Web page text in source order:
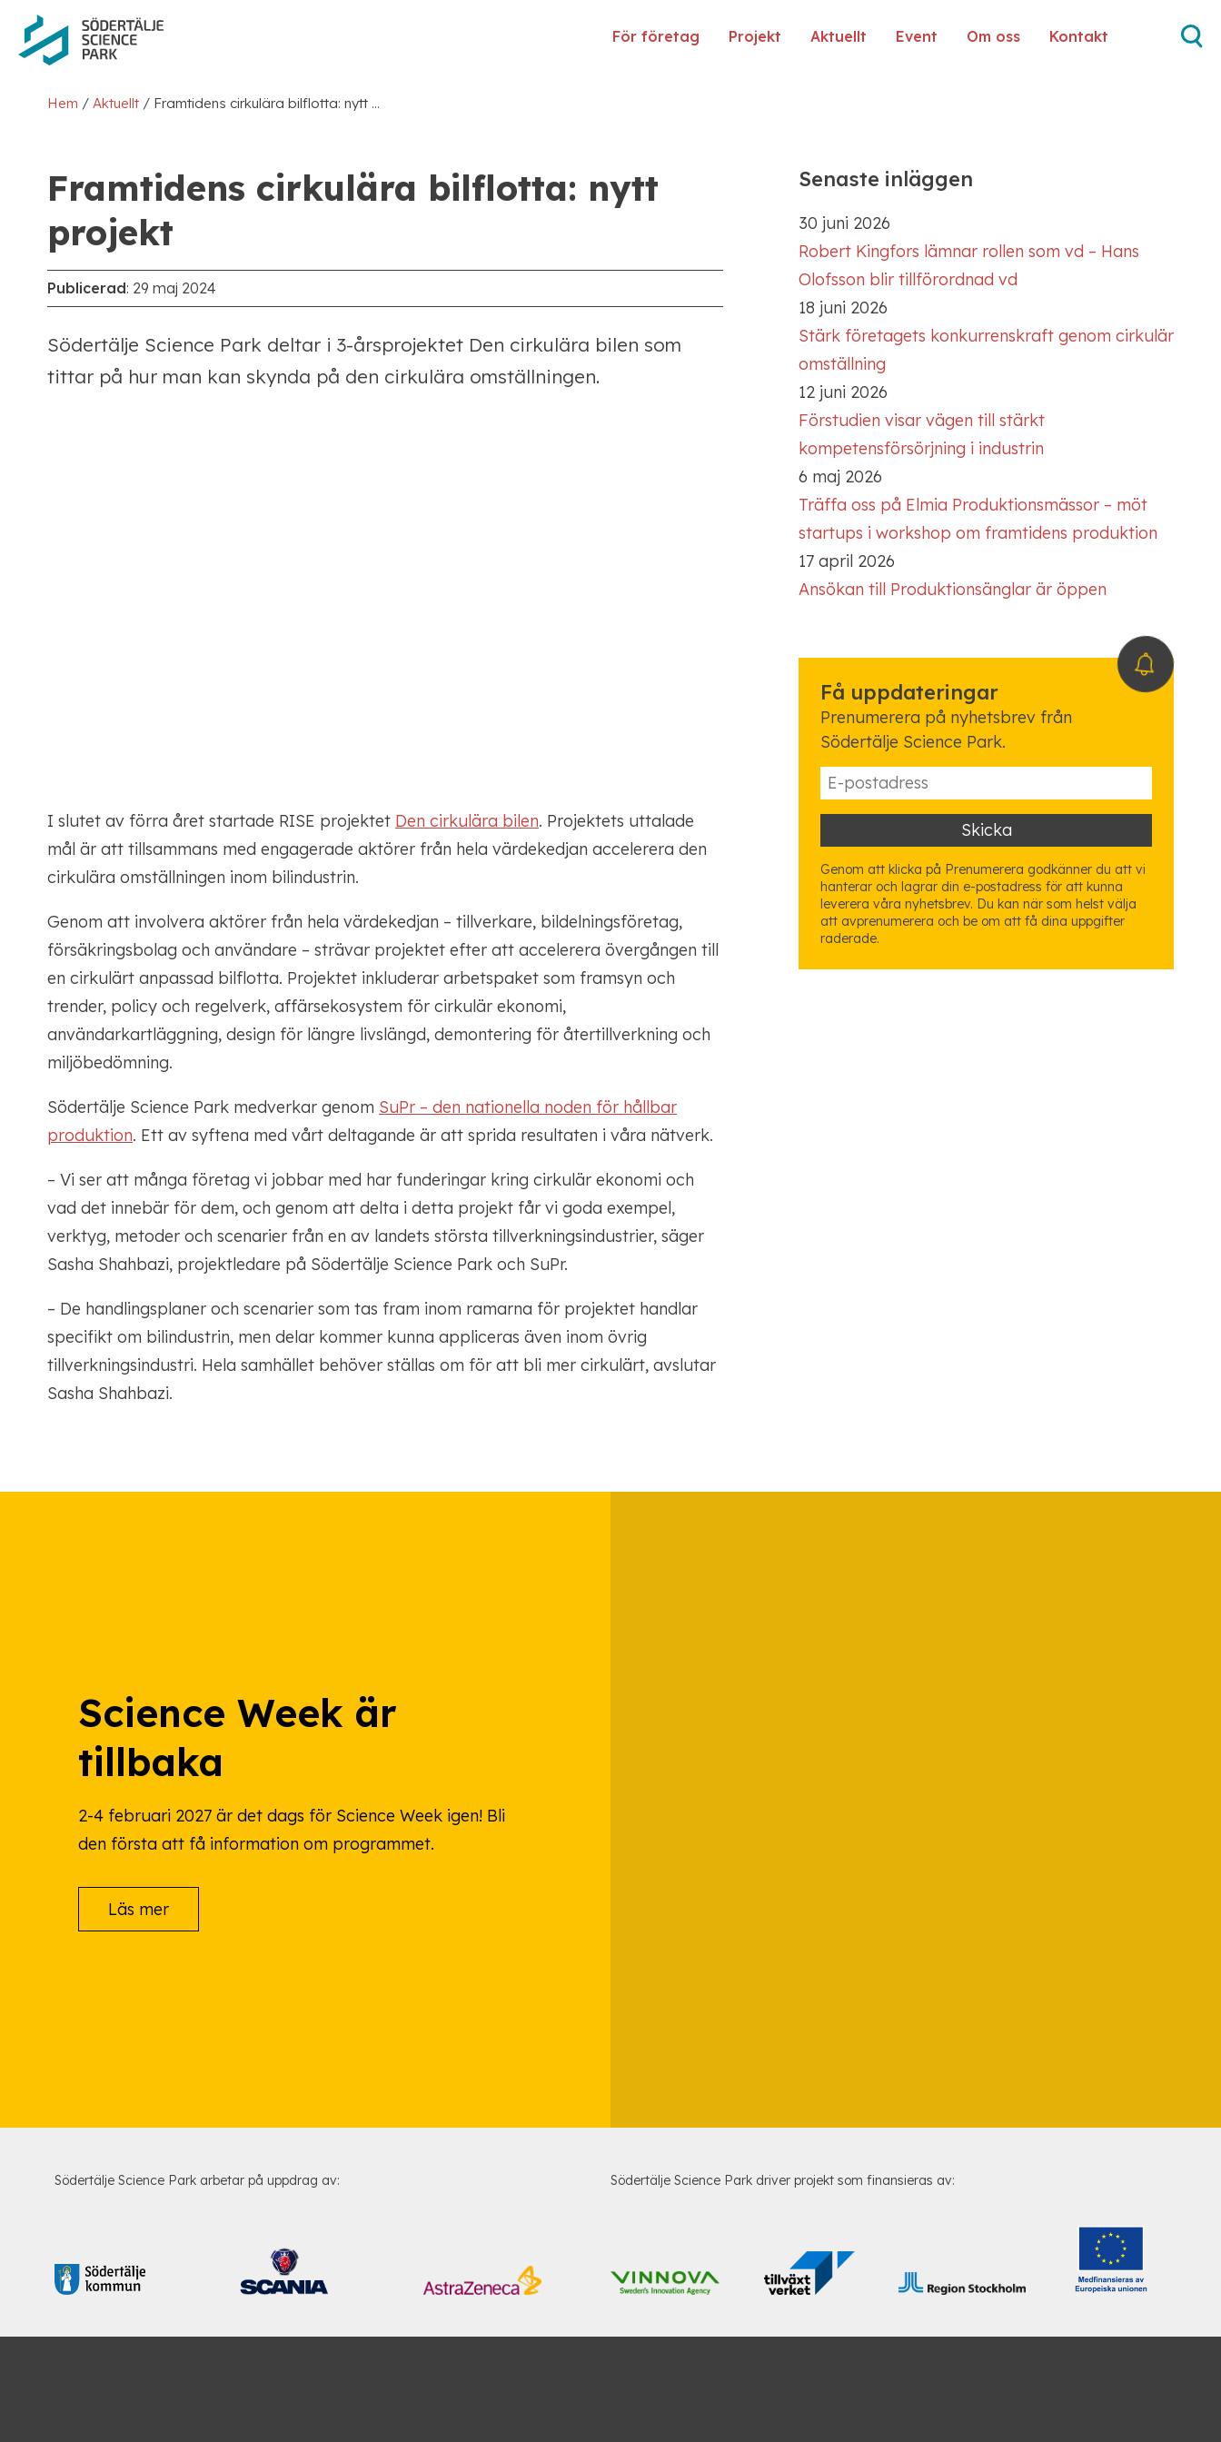
För företag Projekt Aktuellt Event Om oss Kontakt
Hem / Aktuellt / Framtidens cirkulära bilflotta: nytt projekt
Framtidens cirkulära bilflotta: nytt
projekt
Publicerad: 29 maj 2024
Södertälje Science Park deltar i 3-årsprojektet Den cirkulära bilen som
tittar på hur man kan skynda på den cirkulära omställningen.
I slutet av förra året startade RISE projektet Den cirkulära bilen. Projektets uttalade
mål är att tillsammans med engagerade aktörer från hela värdekedjan accelerera den
cirkulära omställningen inom bilindustrin.
Genom att involvera aktörer från hela värdekedjan – tillverkare, bildelningsföretag,
försäkringsbolag och användare – strävar projektet efter att accelerera övergången till
en cirkulärt anpassad bilflotta. Projektet inkluderar arbetspaket som framsyn och
trender, policy och regelverk, affärsekosystem för cirkulär ekonomi,
användarkartläggning, design för längre livslängd, demontering för återtillverkning och
miljöbedömning.
Södertälje Science Park medverkar genom SuPr – den nationella noden för hållbar
produktion. Ett av syftena med vårt deltagande är att sprida resultaten i våra nätverk.
– Vi ser att många företag vi jobbar med har funderingar kring cirkulär ekonomi och
vad det innebär för dem, och genom att delta i detta projekt får vi goda exempel,
verktyg, metoder och scenarier från en av landets största tillverkningsindustrier, säger
Sasha Shahbazi, projektledare på Södertälje Science Park och SuPr.
– De handlingsplaner och scenarier som tas fram inom ramarna för projektet handlar
specifikt om bilindustrin, men delar kommer kunna appliceras även inom övrig
tillverkningsindustri. Hela samhället behöver ställas om för att bli mer cirkulärt, avslutar
Sasha Shahbazi.
Senaste inläggen
30 juni 2026
Robert Kingfors lämnar rollen som vd – Hans
Olofsson blir tillförordnad vd
18 juni 2026
Stärk företagets konkurrenskraft genom cirkulär
omställning
12 juni 2026
Förstudien visar vägen till stärkt
kompetensförsörjning i industrin
6 maj 2026
Träffa oss på Elmia Produktionsmässor – möt
startups i workshop om framtidens produktion
17 april 2026
Ansökan till Produktionsänglar är öppen
Få uppdateringar
Prenumerera på nyhetsbrev från
Södertälje Science Park.
Genom att klicka på Prenumerera godkänner du att vi
hanterar och lagrar din e-postadress för att kunna
leverera våra nyhetsbrev. Du kan när som helst välja
att avprenumerera och be om att få dina uppgifter
raderade.
Science Week är
tillbaka
2-4 februari 2027 är det dags för Science Week igen! Bli
den första att få information om programmet.
Läs mer
Södertälje Science Park arbetar på uppdrag av: Södertälje Science Park driver projekt som finansieras av: